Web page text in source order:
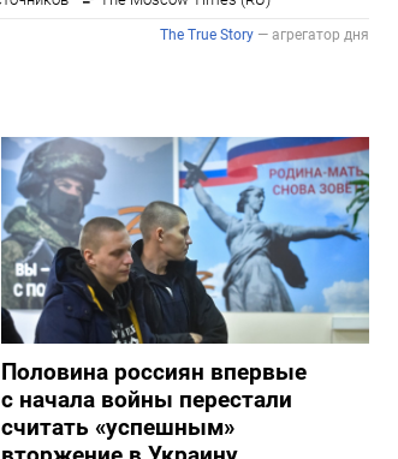
Половина россиян впервые
с начала войны перестали
считать «успешным»